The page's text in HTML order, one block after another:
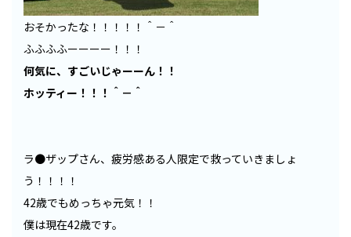
おそかったな！！！！！＾－＾
ふふふふーーーー！！！
何気に、すごいじゃーーん！！
ホッティー！！！＾－＾
ラ●ザップさん、疲労感ある人限定で救っていきましょ
う！！！！
42歳でもめっちゃ元気！！
僕は現在42歳です。